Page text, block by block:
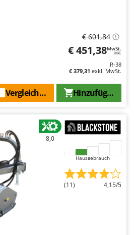
€ 601,84
€ 451,38MwSt.
inkl.
R-38
€ 379,31 exkl. MwSt.
Hinzufügen
Vergleichen Sie
8,0
Hausgebrauch
(11) 4,15/5